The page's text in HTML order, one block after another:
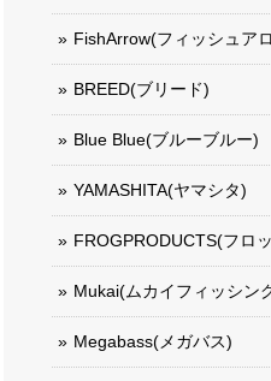
FishArrow(フィッシュア
BREED(ブリード)
Blue Blue(ブルーブルー)
YAMASHITA(ヤマシタ)
FROGPRODUCTS(フロ
Mukai(ムカイフィッシン
Megabass(メガバス)